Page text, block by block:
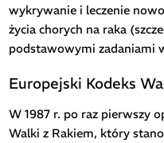
wykrywanie i leczenie
życia chorych na raka
podstawowymi zadaniami
Europejski Kodeks
W 1987 r. po raz pierwszy
Walki z Rakiem, który